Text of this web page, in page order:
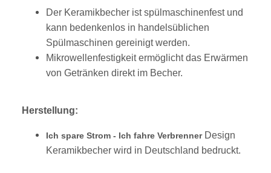
Der Keramikbecher ist spülmaschinenfest und
kann bedenkenlos in handelsüblichen
Spülmaschinen gereinigt werden.
Mikrowellenfestigkeit ermöglicht das Erwärmen
von Getränken direkt im Becher.
Herstellung:
Ich spare Strom - Ich fahre VerbrennerDesign
Keramikbecher wird in Deutschland bedruckt.